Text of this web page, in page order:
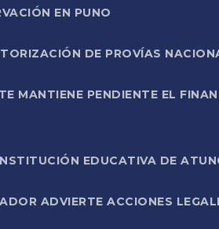
EN PUNO
DE PROVÍAS
MANTIENE PENDIENTE EL
EDUCATIVA DE
ADVIERTE ACCIONES